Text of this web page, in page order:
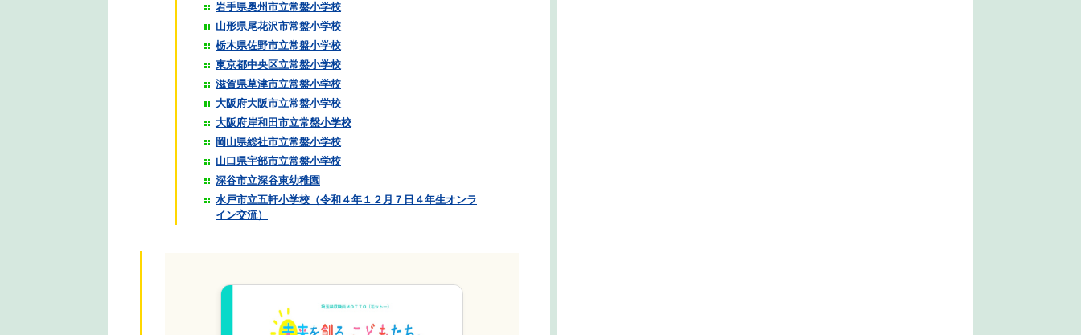
岩手県奥州市立常盤小学校
山形県尾花沢市常盤小学校
栃木県佐野市立常盤小学校
東京都中央区立常盤小学校
滋賀県草津市立常盤小学校
大阪府大阪市立常盤小学校
大阪府岸和田市立常盤小学校
岡山県総社市立常盤小学校
山口県宇部市立常盤小学校
深谷市立深谷東幼稚園
水戸市立五軒小学校（令和４年１２月７日４年生オンラ
イン交流）